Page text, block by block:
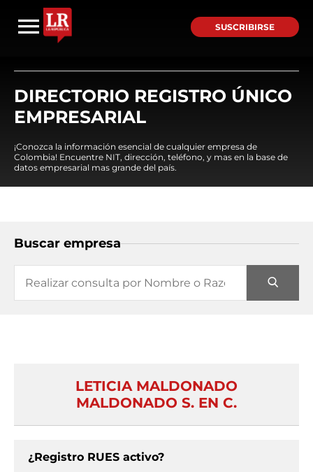
SUSCRIBIRSE
DIRECTORIO REGISTRO ÚNICO
EMPRESARIAL
¡Conozca la información esencial de cualquier empresa de
Colombia! Encuentre NIT, dirección, teléfono, y mas en la base de
datos empresarial mas grande del país.
Buscar empresa
LETICIA MALDONADO
MALDONADO S. EN C.
¿Registro RUES activo?